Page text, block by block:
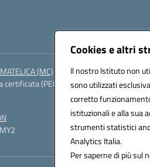
Cookies e altri
Il nostro Istituto non
sono utilizzati
corretto
istituzionali e alla sua
strumenti statistici
Analytics Italia.
Per saperne di più sul
(MC)
(PEC):